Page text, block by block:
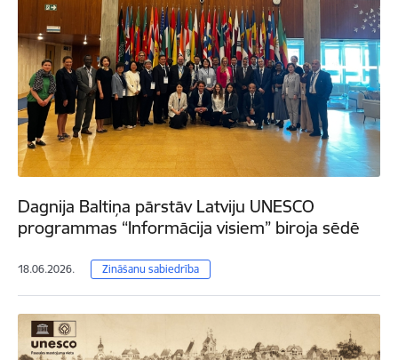
Dagnija Baltiņa pārstāv Latviju UNESCO
programmas “Informācija visiem” biroja sēdē
18.06.2026. Zināšanu sabiedrība